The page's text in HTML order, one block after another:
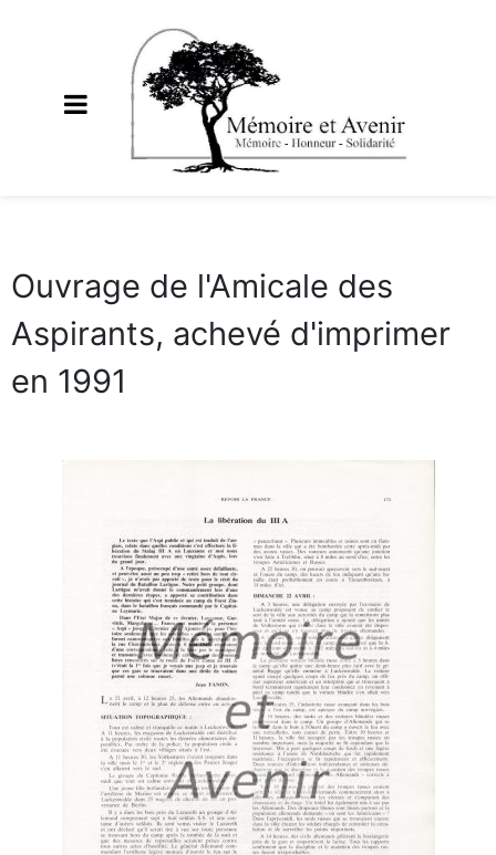
Ouvrage de l'Amicale des
Aspirants, achevé d'imprimer
en 1991